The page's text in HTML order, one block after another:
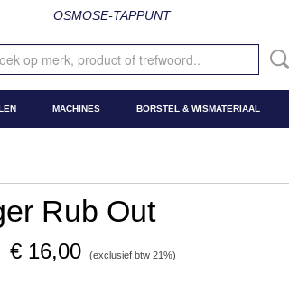
OSMOSE-TAPPUNT
MACHINES BORSTEL & WISMATERIAAL
Rub Out
€ 16,00 (exclusief btw 21%)